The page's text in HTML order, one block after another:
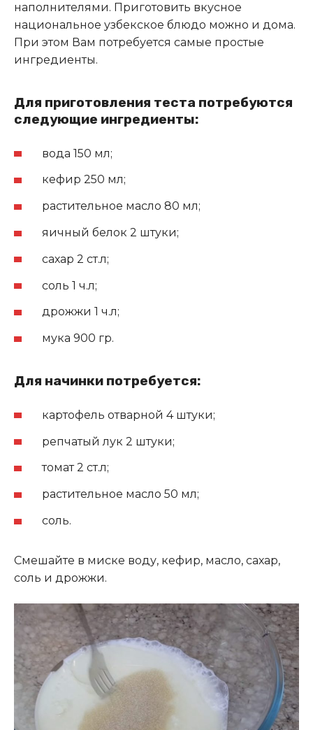
наполнителями. Приготовить вкусное
национальное узбекское блюдо можно и дома.
При этом Вам потребуется самые простые
ингредиенты.
Для приготовления теста потребуются
следующие ингредиенты:
вода 150 мл;
кефир 250 мл;
растительное масло 80 мл;
яичный белок 2 штуки;
сахар 2 ст.л;
соль 1 ч.л;
дрожжи 1 ч.л;
мука 900 гр.
Для начинки потребуется:
картофель отварной 4 штуки;
репчатый лук 2 штуки;
томат 2 ст.л;
растительное масло 50 мл;
соль.
Смешайте в миске воду, кефир, масло, сахар,
соль и дрожжи.